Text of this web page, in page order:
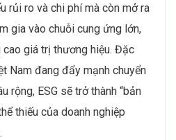
rủi ro và chi phí mà còn mở ra
gia vào chuỗi cung ứng lớn,
cao giá trị thương hiệu. Đặc
Nam đang đẩy mạnh chuyển
rộng, ESG sẽ trở thành “bản
thiếu của doanh nghiệp